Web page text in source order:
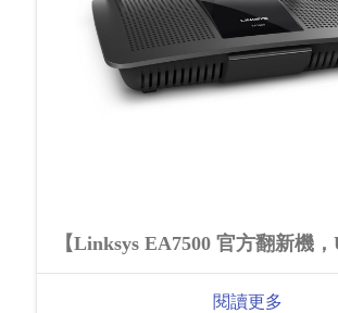
【Linksys EA7500 官方翻新機，
閱讀更多